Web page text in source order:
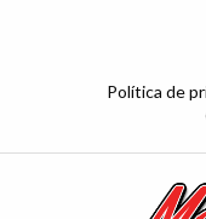
Política de